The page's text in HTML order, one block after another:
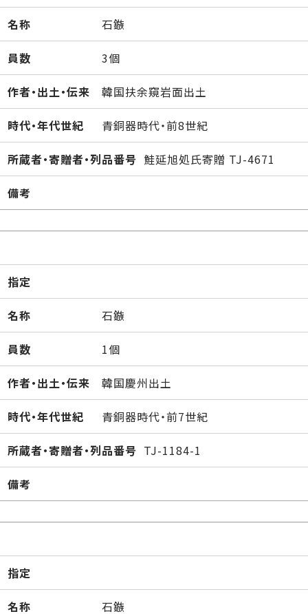
名称 石鏃
員数 3個
作者・出土・伝来 韓国扶余窺岩面出土
時代・年代世紀 青銅器時代・前8世紀
所蔵者・寄贈者・列品番号 鮭延旭処氏寄贈 TJ-4671
備考
指定
名称 石鏃
員数 1個
作者・出土・伝来 韓国慶州出土
時代・年代世紀 青銅器時代・前7世紀
所蔵者・寄贈者・列品番号 TJ-1184-1
備考
指定
名称 石鏃